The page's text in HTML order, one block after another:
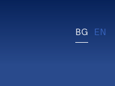
BG EN